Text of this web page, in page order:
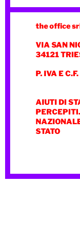
the office
VIA SAN
34121
P. IVA E
AIUTI DI
STATO